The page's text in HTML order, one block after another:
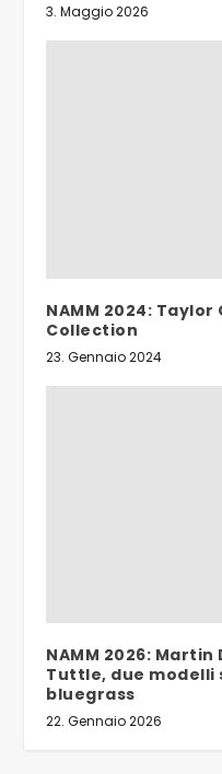
3. Maggio 2026
NAMM 2024:
Collection
23. Gennaio 2024
NAMM 2026: Martin
Tuttle, due modelli
bluegrass
22. Gennaio 2026